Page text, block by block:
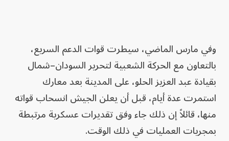
وفي مارس الماضي، سيطرت قوات الدعم السريع،
بالتعاون مع الحركة الشعبية لتحرير السودان–شمال
بقيادة عبد العزيز الحلو، على المدينة بعد معارك
استمرت عدة أيام، قبل أن يعلن الجيش انسحاب قواته
منها، قائلاً إن ذلك جاء وفق تقديرات عسكرية مرتبطة
بمجريات العمليات في ذلك الوقت.